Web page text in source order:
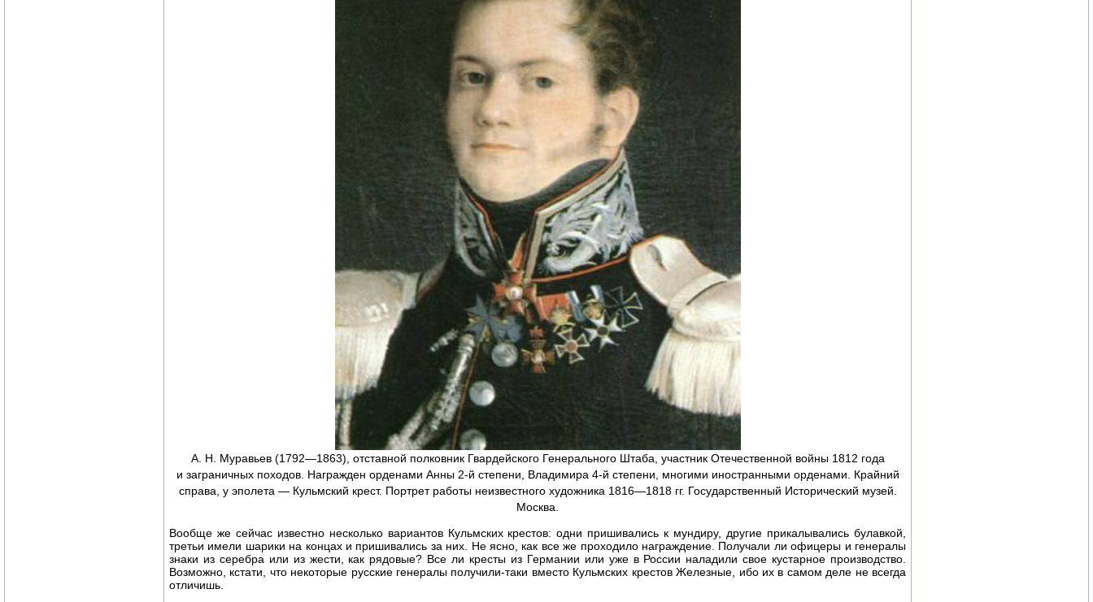
А. Н. Муравьев (1792—1863), отставной полковник Гвардейского Генерального Штаба, участник Отечественной войны 1812 года
и заграничных походов. Награжден орденами Анны 2-й степени, Владимира 4-й степени, многими иностранными орденами. Крайний
справа, у эполета — Кульмский крест. Портрет работы неизвестного художника 1816—1818 гг. Государственный Исторический музей.
Москва.
Вообще же сейчас известно несколько вариантов Кульмских крестов: одни пришивались к мундиру, другие прикалывались булавкой,
третьи имели шарики на концах и пришивались за них. Не ясно, как все же проходило награждение. Получали ли офицеры и генералы
знаки из серебра или из жести, как рядовые? Все ли кресты из Германии или уже в России наладили свое кустарное производство.
Возможно, кстати, что некоторые русские генералы получили-таки вместо Кульмских крестов Железные, ибо их в самом деле не всегда
отличишь.